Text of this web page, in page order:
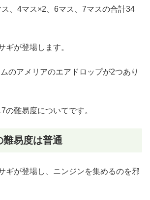
ス、4マス×2、6マス、7マスの合計34
ギが登場します。
のアメリアのエアドロップが2つあり
の難易度についてです。
難易度は普通
ギが登場し、ニンジンを集めるのを邪